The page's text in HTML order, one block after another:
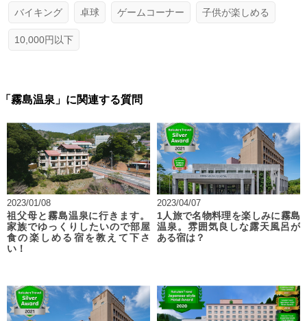
バイキング 卓球 ゲームコーナー 子供が楽しめる
10,000円以下
「霧島温泉」に関連する質問
2023/01/08
祖父母と霧島温泉に行きます。
家族でゆっくりしたいので部屋
食の楽しめる宿を教えて下さ
い！
2023/04/07
1人旅で名物料理を楽しみに霧島
温泉。雰囲気良しな露天風呂が
ある宿は？